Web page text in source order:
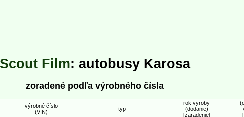
Scout Film: autobusy Karosa
zoradené podľa výrobného čísla
výrobné číslo
(VIN)
typ
rok vyroby
(dodanie)
[zaradenie]